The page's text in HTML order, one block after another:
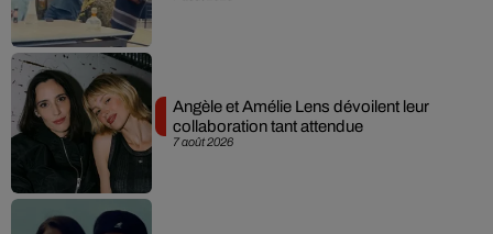
7 août 2026
Angèle et Amélie Lens dévoilent leur
collaboration tant attendue